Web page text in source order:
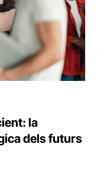
la
dels futurs